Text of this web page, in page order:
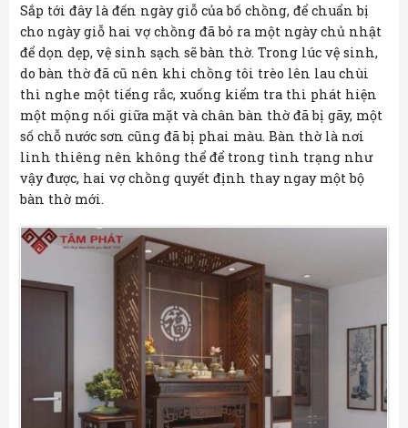
Sắp tới đây là đến ngày giỗ của bố chồng, để chuẩn bị
cho ngày giỗ hai vợ chồng đã bỏ ra một ngày chủ nhật
để dọn dẹp, vệ sinh sạch sẽ bàn thờ. Trong lúc vệ sinh,
do bàn thờ đã cũ nên khi chồng tôi trèo lên lau chùi
thì nghe một tiếng rắc, xuống kiểm tra thì phát hiện
một mộng nối giữa mặt và chân bàn thờ đã bị gãy, một
số chỗ nước sơn cũng đã bị phai màu. Bàn thờ là nơi
linh thiêng nên không thể để trong tình trạng như
vậy được, hai vợ chồng quyết định thay ngay một bộ
bàn thờ mới.